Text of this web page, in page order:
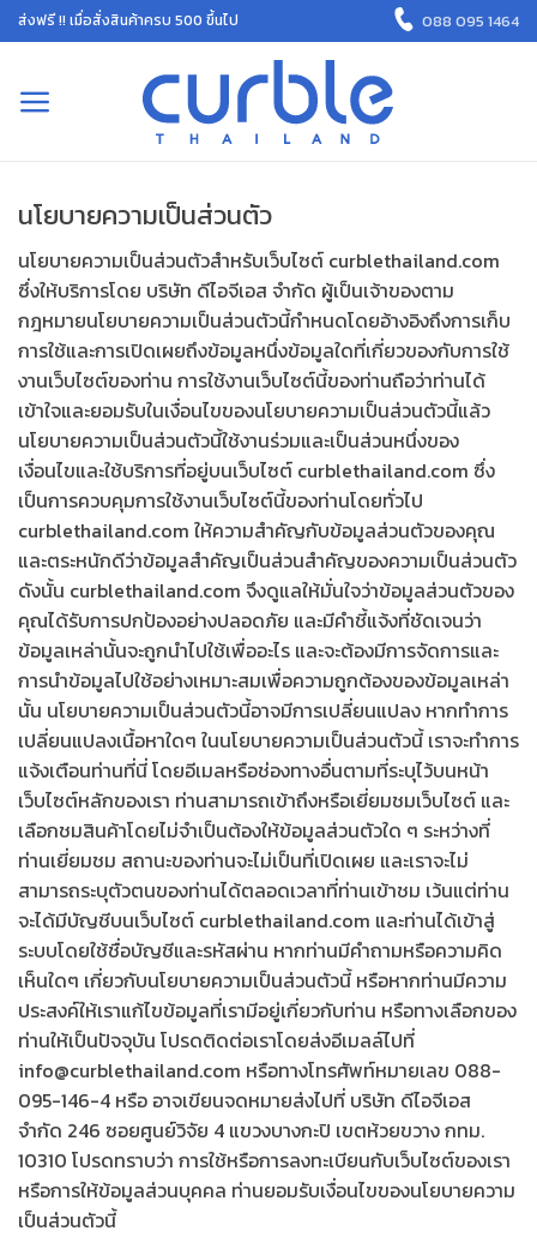
Skip
to
ส่งฟรี !! เมื่อสั่งสินค้าครบ 500 ขึ้นไป 088 095 1464
นโยบายความเป็นส่วนตัว
นโยบายความเป็นส่วนตัวสำหรับเว็บไซต์ curblethailand.com
ซึ่งให้บริการโดย บริษัท ดีไอจีเอส จำกัด ผู้เป็นเจ้าของตาม
กฎหมายนโยบายความเป็นส่วนตัวนี้กำหนดโดยอ้างอิงถึงการเก็บ
การใช้และการเปิดเผยถึงข้อมูลหนึ่งข้อมูลใดที่เกี่ยวของกับการใช้
งานเว็บไซต์ของท่าน การใช้งานเว็บไซต์นี้ของท่านถือว่าท่านได้
เข้าใจและยอมรับในเงื่อนไขของนโยบายความเป็นส่วนตัวนี้แล้ว
นโยบายความเป็นส่วนตัวนี้ใช้งานร่วมและเป็นส่วนหนึ่งของ
เงื่อนไขและใช้บริการที่อยู่บนเว็บไซต์ curblethailand.com ซึ่ง
เป็นการควบคุมการใช้งานเว็บไซต์นี้ของท่านโดยทั่วไป
curblethailand.com ให้ความสำคัญกับข้อมูลส่วนตัวของคุณ
และตระหนักดีว่าข้อมูลสำคัญเป็นส่วนสำคัญของความเป็นส่วนตัว
ดังนั้น curblethailand.com จึงดูแลให้มั่นใจว่าข้อมูลส่วนตัวของ
คุณได้รับการปกป้องอย่างปลอดภัย และมีคำชี้แจ้งที่ชัดเจนว่า
ข้อมูลเหล่านั้นจะถูกนำไปใช้เพื่ออะไร และจะต้องมีการจัดการและ
การนำข้อมูลไปใช้อย่างเหมาะสมเพื่อความถูกต้องของข้อมูลเหล่า
นั้น นโยบายความเป็นส่วนตัวนี้อาจมีการเปลี่ยนแปลง หากทำการ
เปลี่ยนแปลงเนื้อหาใดๆ ในนโยบายความเป็นส่วนตัวนี้ เราจะทำการ
แจ้งเตือนท่านที่นี่ โดยอีเมลหรือช่องทางอื่นตามที่ระบุไว้บนหน้า
เว็บไซต์หลักของเรา ท่านสามารถเข้าถึงหรือเยี่ยมชมเว็บไซต์ และ
เลือกชมสินค้าโดยไม่จำเป็นต้องให้ข้อมูลส่วนตัวใด ๆ ระหว่างที่
ท่านเยี่ยมชม สถานะของท่านจะไม่เป็นที่เปิดเผย และเราจะไม่
สามารถระบุตัวตนของท่านได้ตลอดเวลาที่ท่านเข้าชม เว้นแต่ท่าน
จะได้มีบัญชีบนเว็บไซต์ curblethailand.com และท่านได้เข้าสู่
ระบบโดยใช้ชื่อบัญชีและรหัสผ่าน หากท่านมีคำถามหรือความคิด
เห็นใดๆ เกี่ยวกับนโยบายความเป็นส่วนตัวนี้ หรือหากท่านมีความ
ประสงค์ให้เราแก้ไขข้อมูลที่เรามีอยู่เกี่ยวกับท่าน หรือทางเลือกของ
ท่านให้เป็นปัจจุบัน โปรดติดต่อเราโดยส่งอีเมลล์ไปที่
info@curblethailand.com หรือทางโทรศัพท์หมายเลข 088-
095-146-4 หรือ อาจเขียนจดหมายส่งไปที่ บริษัท ดีไอจีเอส
จำกัด 246 ซอยศูนย์วิจัย 4 แขวงบางกะปิ เขตห้วยขวาง กทม.
10310 โปรดทราบว่า การใช้หรือการลงทะเบียนกับเว็บไซต์ของเรา
หรือการให้ข้อมูลส่วนบุคคล ท่านยอมรับเงื่อนไขของนโยบายความ
เป็นส่วนตัวนี้